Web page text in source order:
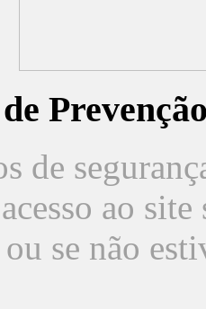
de
ao
ou se não